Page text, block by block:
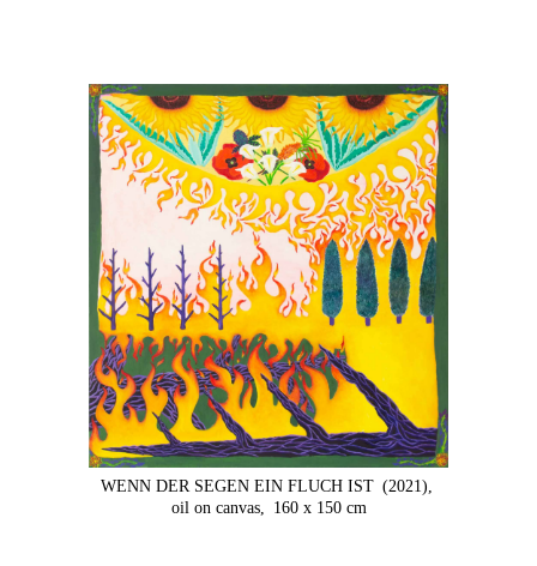
WENN DER SEGEN EIN FLUCH IST (2021),
oil on canvas,
160 x 150 cm